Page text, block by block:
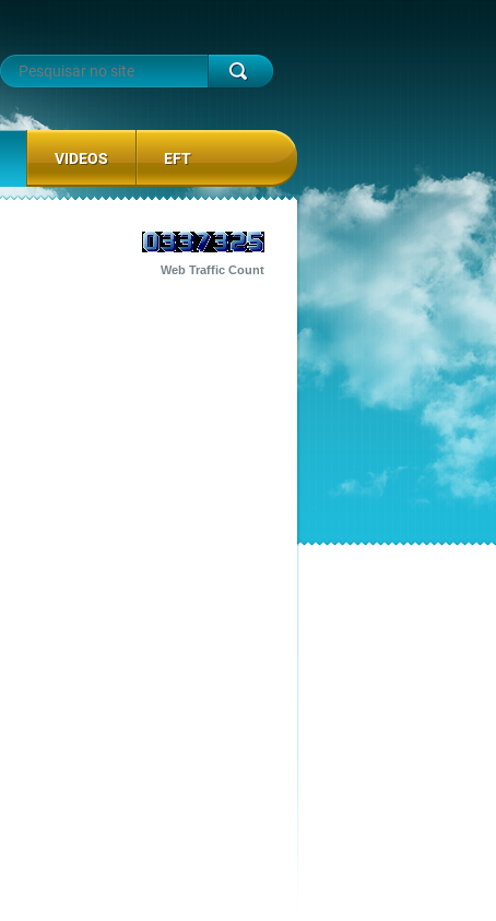
Web Traffic Count
VIDEOS EFT